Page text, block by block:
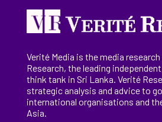
Verité Media is the media
Research, theleading
think tank in Sri Lanka. Verité
strategic analysis and advice to
international organisations and
Asia.